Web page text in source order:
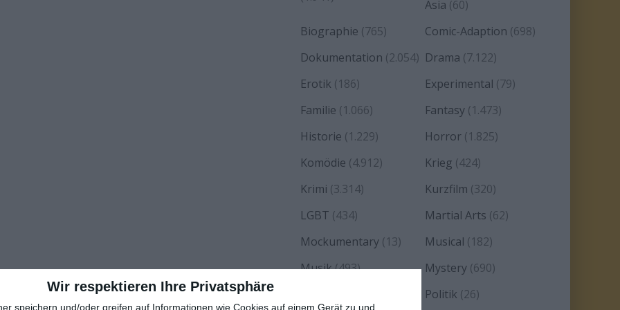
Wir respektieren Ihre Privatsphäre
speichern und/oder greifen auf Informationen wie Cookies auf einem Gerät zu und
Asia (60)
Biographie (765) Comic-Adaption (698)
Dokumentation (2.054) Drama (7.122)
Erotik (186) Experimental (79)
Familie (1.066) Fantasy (1.473)
Historie (1.229) Horror (1.825)
Komödie (4.912) Krieg (424)
Krimi (3.314) Kurzfilm (320)
LGBT (434) Martial Arts (62)
Mockumentary (13) Musical (182)
Musik(493) Mystery (690)
Politik (26)